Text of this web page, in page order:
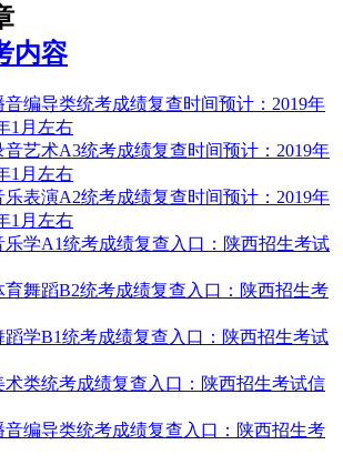
内容
音编导类统考成绩复查时间预计：2019年
1月左右
音艺术A3统考成绩复查时间预计：2019年
1月左右
乐表演A2统考成绩复查时间预计：2019年
1月左右
乐学A1统考成绩复查入口：陕西招生考试
育舞蹈B2统考成绩复查入口：陕西招生考
蹈学B1统考成绩复查入口：陕西招生考试
术类统考成绩复查入口：陕西招生考试信
音编导类统考成绩复查入口：陕西招生考